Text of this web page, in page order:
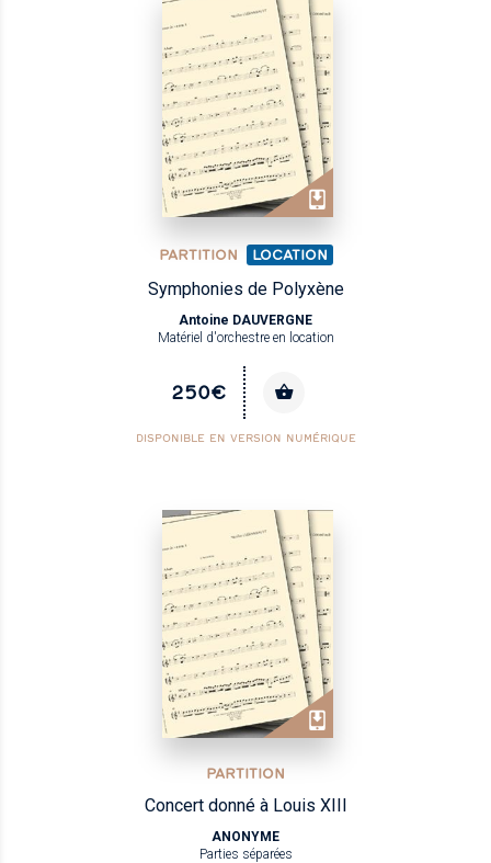
PARTITION LOCATION
Symphonies de Polyxène
Antoine DAUVERGNE
Matériel d'orchestre en location
250€
DISPONIBLE EN VERSION NUMÉRIQUE
PARTITION
Concert donné à Louis XIII
ANONYME
Parties séparées